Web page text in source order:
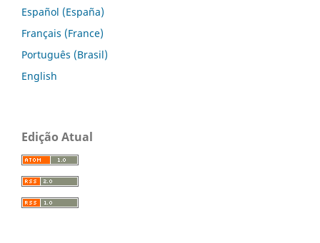
Español (España)
Français (France)
Português (Brasil)
English
Edição Atual